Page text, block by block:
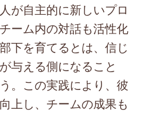
が自主的に新しいプロ
ーム内の対話も活性化
下を育てるとは、信じ
与える側になること
。この実践により、彼
上し、チームの成果も